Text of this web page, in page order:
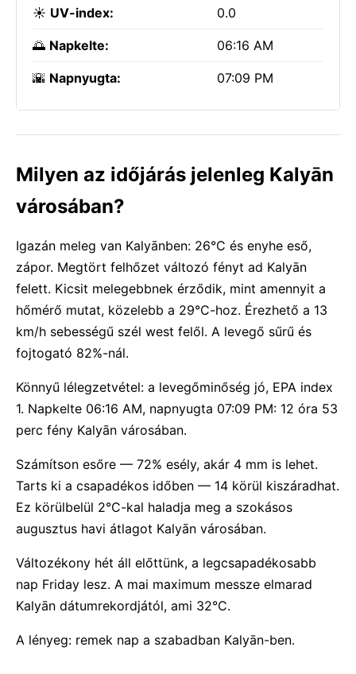
☀️ UV-index: 0.0
🌅 Napkelte: 06:16 AM
🌇 Napnyugta: 07:09 PM
Milyen az időjárás jelenleg Kalyān
városában?
Igazán meleg van Kalyānben: 26°C és enyhe eső,
zápor. Megtört felhőzet változó fényt ad Kalyān
felett. Kicsit melegebbnek érződik, mint amennyit a
hőmérő mutat, közelebb a 29°C-hoz. Érezhető a 13
km/h sebességű szél west felől. A levegő sűrű és
fojtogató 82%-nál.
Könnyű lélegzetvétel: a levegőminőség jó, EPA index
1. Napkelte 06:16 AM, napnyugta 07:09 PM: 12 óra 53
perc fény Kalyān városában.
Számítson esőre — 72% esély, akár 4 mm is lehet.
Tarts ki a csapadékos időben — 14 körül kiszáradhat.
Ez körülbelül 2°C-kal haladja meg a szokásos
augusztus havi átlagot Kalyān városában.
Változékony hét áll előttünk, a legcsapadékosabb
nap Friday lesz. A mai maximum messze elmarad
Kalyān dátumrekordjától, ami 32°C.
A lényeg: remek nap a szabadban Kalyān-ben.